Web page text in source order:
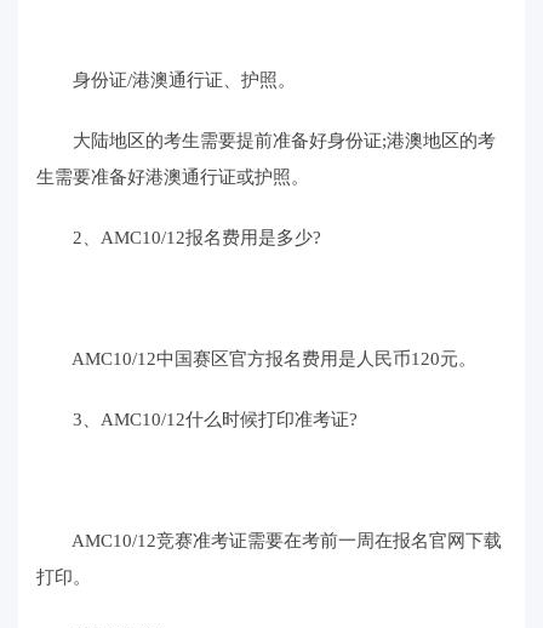
身份证/港澳通行证、护照。
大陆地区的考生需要提前准备好身份证;港澳地区的考
生需要准备好港澳通行证或护照。
2、AMC10/12报名费用是多少?
AMC10/12中国赛区官方报名费用是人民币120元。
3、AMC10/12什么时候打印准考证?
AMC10/12竞赛准考证需要在考前一周在报名官网下载
打印。